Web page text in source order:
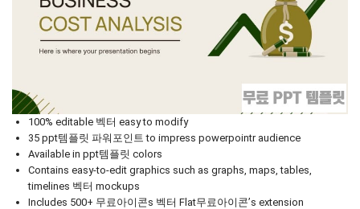
100% editable 벡터 easy to modify
35 ppt템플릿 파워포인트 to impress powerpointr audience
Available in ppt템플릿 colors
Contains easy-to-edit graphics such as graphs, maps, tables,
timelines 벡터 mockups
Includes 500+ 무료아이콘s 벡터 Flat무료아이콘’s extension